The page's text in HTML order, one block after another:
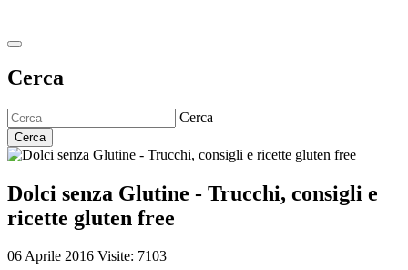
Cerca
Cerca
Cerca
Dolci senza Glutine - Trucchi, consigli e
ricette gluten free
06 Aprile 2016 Visite: 7103